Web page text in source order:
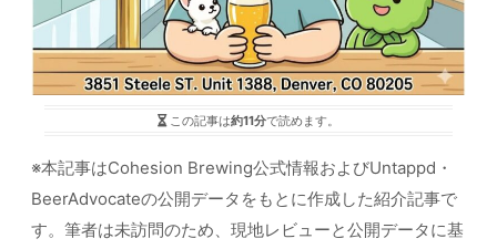
この記事は約11分で読めます。
※本記事はCohesion Brewing公式情報およびUntappd・
BeerAdvocateの公開データをもとに作成した紹介記事で
す。筆者は未訪問のため、現地レビューと公開データに基